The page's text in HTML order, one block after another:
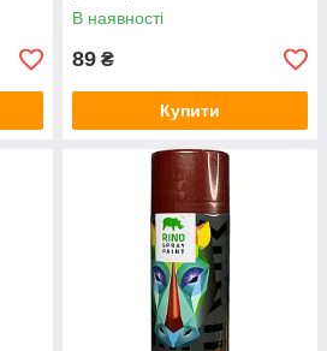
В наявності
89 ₴
Купити